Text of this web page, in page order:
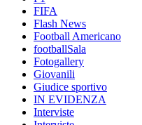
FIFA
Flash News
Football Americano
footballSala
Fotogallery
Giovanili
Giudice sportivo
IN EVIDENZA
Interviste